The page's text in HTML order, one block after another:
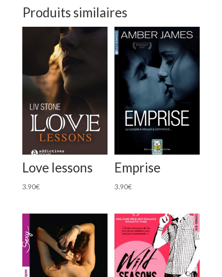
Produits similaires
Love lessons
3.90€
Emprise
3.90€